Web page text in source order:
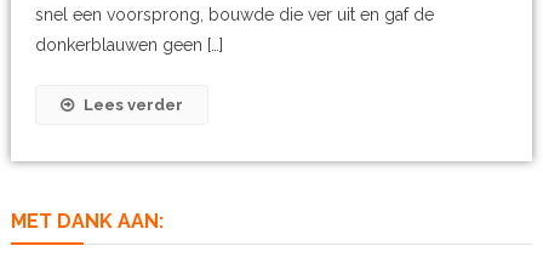
snel een voorsprong, bouwde die ver uit en gaf de
donkerblauwen geen […]
Lees verder
MET DANK AAN: